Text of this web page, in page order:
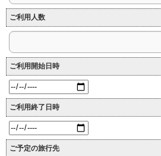
ご利用人数
ご利用開始日時
ご利用終了日時
ご予定の旅行先